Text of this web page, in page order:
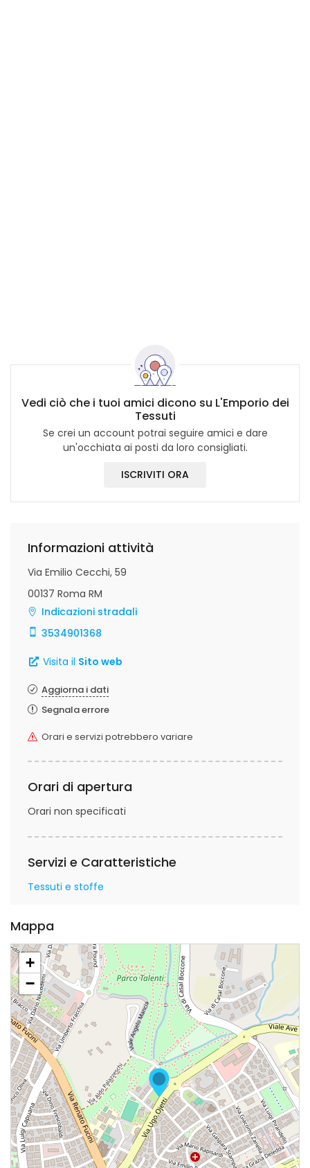
Vedi ciò che i tuoi amici dicono su L'Emporio dei
Tessuti
Se crei un account potrai seguire amici e dare
un'occhiata ai posti da loro consigliati.
ISCRIVITI ORA
Informazioni attività
Via Emilio Cecchi, 59
00137 Roma RM
Indicazioni stradali
3534901368
Visita il Sito web
Aggiorna i dati
Segnala errore
Orari e servizi potrebbero variare
Orari di apertura
Orari non specificati
Servizi e Caratteristiche
Tessuti e stoffe
Mappa
+
−